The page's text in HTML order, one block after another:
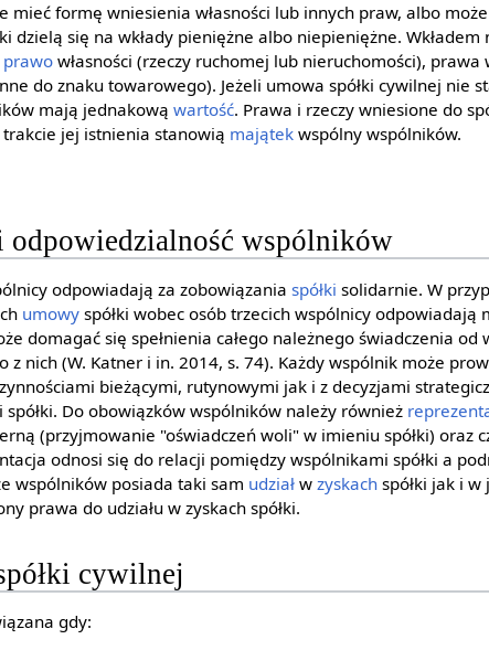
mieć formę wniesienia własności lub innych praw, albo
dzielą się na wkłady pieniężne albo niepieniężne.
prawo własności (rzeczy ruchomej lub nieruchomości), prawa
do znaku towarowego). Jeżeli umowa spółki cywilnej nie
mają jednakowąwartość. Prawa i rzeczy wniesione do
trakcie jej istnienia stanowią majątek wspólny wspólników.
odpowiedzialność wspólników
odpowiadają za zobowiązaniaspółki solidarnie. W
umowy spółki wobec osób trzecich wspólnicy odpowiadają
domagać się spełnienia całego należnego świadczenia
z nich (W. Katner i in. 2014, s. 74). Każdy wspólnik może
bieżącymi, rutynowymi jak i z decyzjami
spółki. Do obowiązków wspólników należy również
(przyjmowanie "oświadczeń woli" w imieniu spółki) oraz
odnosi się do relacji pomiędzy wspólnikami spółki a
wspólników posiada taki sam udział wzyskach spółki jak i
prawa do udziału w zyskach spółki.
cywilnej
gdy: